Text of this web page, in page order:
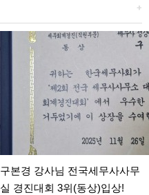
+
구본경 강사님 전국세무사사무
실 경진대회 3위(동상)입상!